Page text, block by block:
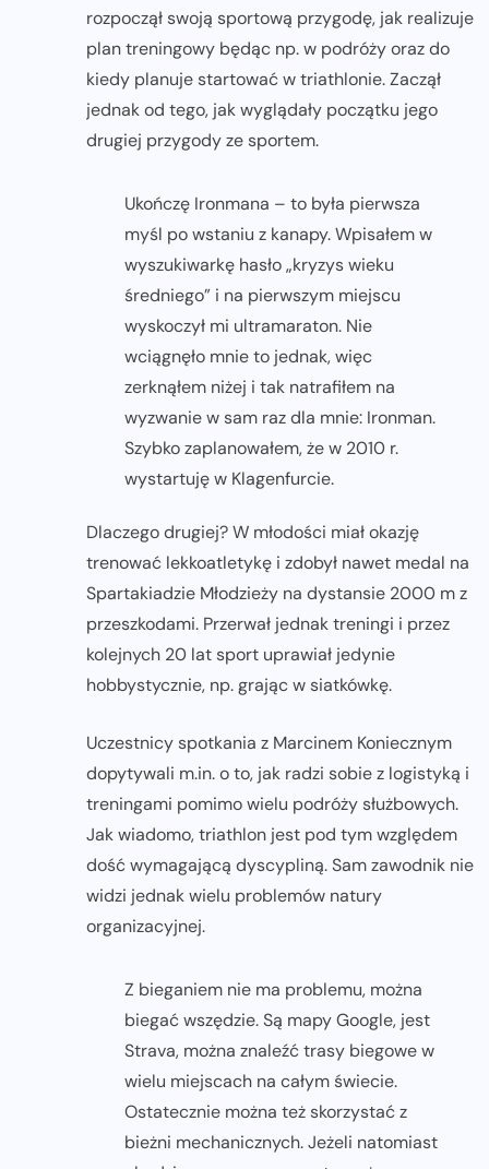
rozpoczął swoją sportową przygodę, jak realizuje
plan treningowy będąc np. w podróży oraz do
kiedy planuje startować w triathlonie. Zaczął
jednak od tego, jak wyglądały początku jego
drugiej przygody ze sportem.
Ukończę Ironmana – to była pierwsza
myśl po wstaniu z kanapy. Wpisałem w
wyszukiwarkę hasło „kryzys wieku
średniego” i na pierwszym miejscu
wyskoczył mi ultramaraton. Nie
wciągnęło mnie to jednak, więc
zerknąłem niżej i tak natrafiłem na
wyzwanie w sam raz dla mnie: Ironman.
Szybko zaplanowałem, że w 2010 r.
wystartuję w Klagenfurcie.
Dlaczego drugiej? W młodości miał okazję
trenować lekkoatletykę i zdobył nawet medal na
Spartakiadzie Młodzieży na dystansie 2000 m z
przeszkodami. Przerwał jednak treningi i przez
kolejnych 20 lat sport uprawiał jedynie
hobbystycznie, np. grając w siatkówkę.
Uczestnicy spotkania z Marcinem Koniecznym
dopytywali m.in. o to, jak radzi sobie z logistyką i
treningami pomimo wielu podróży służbowych.
Jak wiadomo, triathlon jest pod tym względem
dość wymagającą dyscypliną. Sam zawodnik nie
widzi jednak wielu problemów natury
organizacyjnej.
Z bieganiem nie ma problemu, można
biegać wszędzie. Są mapy Google, jest
Strava, można znaleźć trasy biegowe w
wielu miejscach na całym świecie.
Ostatecznie można też skorzystać z
bieżni mechanicznych. Jeżeli natomiast